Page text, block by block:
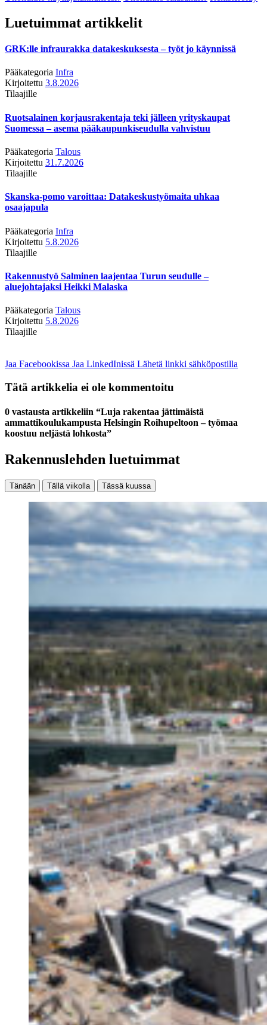
Luetuimmat artikkelit
GRK:lle infraurakka datakeskuksesta – työt jo käynnissä
Pääkategoria Infra
Kirjoitettu 3.8.2026
Tilaajille
Ruotsalainen korjausrakentaja teki jälleen yrityskaupat
Suomessa – asema pääkaupunkiseudulla vahvistuu
Pääkategoria Talous
Kirjoitettu 31.7.2026
Tilaajille
Skanska-pomo varoittaa: Datakeskustyömaita uhkaa
osaajapula
Pääkategoria Infra
Kirjoitettu 5.8.2026
Tilaajille
Rakennustyö Salminen laajentaa Turun seudulle –
aluejohtajaksi Heikki Malaska
Pääkategoria Talous
Kirjoitettu 5.8.2026
Tilaajille
Jaa Facebookissa Jaa LinkedInissä Lähetä linkki sähköpostilla
Tätä artikkelia ei ole kommentoitu
0 vastausta artikkeliin “Luja rakentaa jättimäistä
ammattikoulukampusta Helsingin Roihupeltoon – työmaa
koostuu neljästä lohkosta”
Rakennuslehden luetuimmat
Tänään Tällä viikolla Tässä kuussa